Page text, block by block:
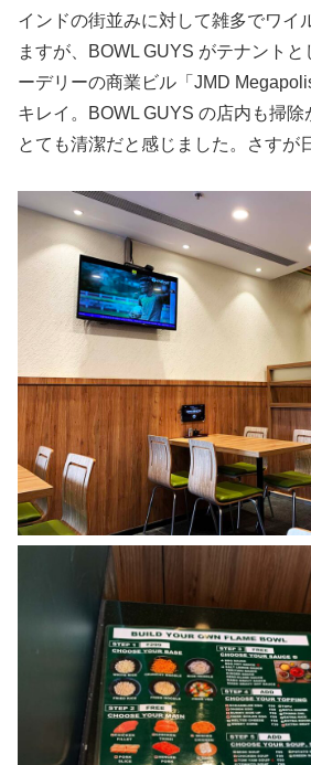
インドの街並みに対して雑多でワイ
ますが、BOWL GUYS がテナントと
ーデリーの商業ビル「JMD
キレイ。BOWL GUYS の店内も掃除
とても清潔だと感じました。さすが